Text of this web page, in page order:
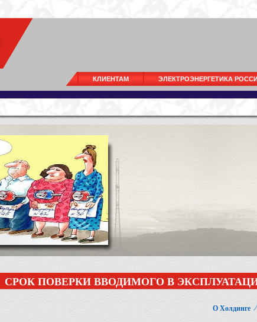
КЛИЕНТАМ ЭЛЕКТРОЭНЕРГЕТИКА
СРОК ПОВЕРКИ ВВОДИМОГО В
О Холдинге